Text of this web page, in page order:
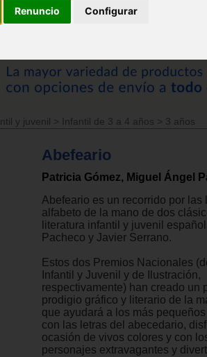
Renuncio Configurar
y juvenil > Infantil de 3 a 4 años > 3 años
Abefeario
Patricia Gómez, Miguel Ángel
Abefeario es un recorrido por las
alfabeto de la mano de dos
literatura infantil y juvenil
Pacheco y Javier Serrano.
Estos dos Premios Nacionales
Infantil y Juvenil y de Ilustración,
respectivamente) han creado un
prodigio gráfico y literario de la
que ayudará a los más
con las letras del abecedario,
ocasión de vivos colores y con
personajes extravagantes y